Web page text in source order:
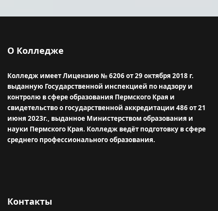
О Колледже
Колледж имеет Лицензию № 6206 от 29 октября 2018 г.
выданную Государственной инспекцией по надзору и
контролю в сфере образования Пермского Края и
свидетельство о государственной аккредитации 486 от 21
июня 2023г., выданное Министерством образования и
науки Пермского Края. Колледж ведёт подготовку в сфере
среднего профессионального образования.
Контакты